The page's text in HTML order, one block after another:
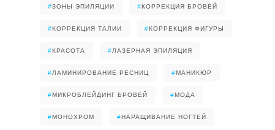
#ЗОНЫ ЭПИЛЯЦИИ #КОРРЕКЦИЯ БРОВЕЙ
#КОРРЕКЦИЯ ТАЛИИ #КОРРЕКЦИЯ ФИГУРЫ
#КРАСОТА #ЛАЗЕРНАЯ ЭПИЛЯЦИЯ
#ЛАМИНИРОВАНИЕ РЕСНИЦ #МАНИКЮР
#МИКРОБЛЕЙДИНГ БРОВЕЙ #МОДА
#МОНОХРОМ #НАРАЩИВАНИЕ НОГТЕЙ